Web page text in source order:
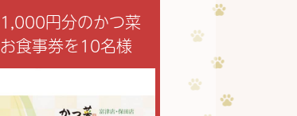
1,000円分のかつ菜
お食事券を10名様